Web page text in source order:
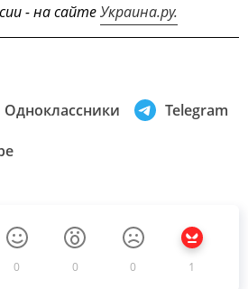
- на сайтеУкраина.ру.
Одноклассники Telegram
0 0 0 1